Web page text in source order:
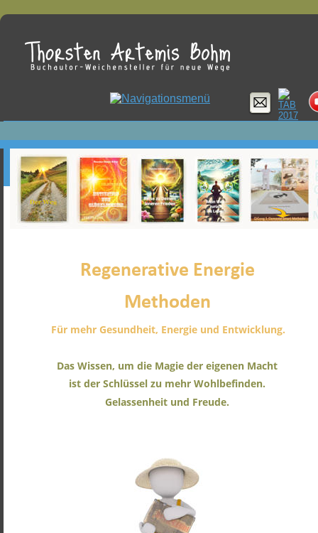
Regenerative Energie
Methoden
Für mehr Gesundheit, Energie und Entwicklung.
Das Wissen, um die Magie der eigenen Macht
ist der Schlüssel zu mehr Wohlbefinden.
Gelassenheit und Freude.